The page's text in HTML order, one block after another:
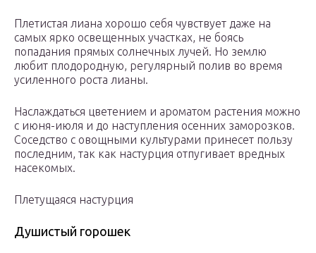
Плетистая лиана хорошо себя чувствует даже на
самых ярко освещенных участках, не боясь
попадания прямых солнечных лучей. Но землю
любит плодородную, регулярный полив во время
усиленного роста лианы.
Наслаждаться цветением и ароматом растения можно
с июня-июля и до наступления осенних заморозков.
Соседство с овощными культурами принесет пользу
последним, так как настурция отпугивает вредных
насекомых.
Плетущаяся настурция
Душистый горошек